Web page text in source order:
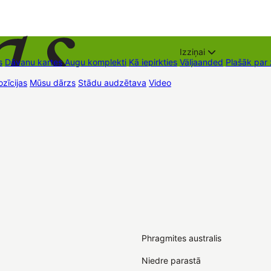
Dāvanu kartes Augu komplekti Kā iepirkties
Izziņai
Väljaanded Plašāk par
Mūsu dārzs Stādu audzētava Video
Phragmites australis
Niedre parastā